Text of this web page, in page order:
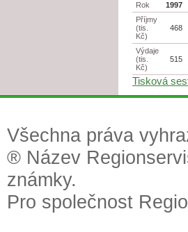
Rok 1997
Příjmy
(tis.
Kč)
468
Výdaje
(tis.
Kč)
515
Tisková
Všechna práva
® Název
známky.
Pro společnost